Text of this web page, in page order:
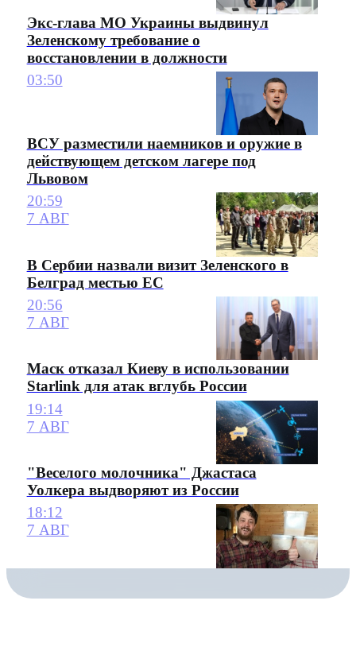
Экс-глава МО Украины выдвинул
Зеленскому требование о
восстановлении в должности
03:50
ВСУ разместили наемников и оружие в
действующем детском лагере под
Львовом
20:59
7 АВГ
В Сербии назвали визит Зеленского в
Белград местью ЕС
20:56
7 АВГ
Маск отказал Киеву в использовании
Starlink для атак вглубь России
19:14
7 АВГ
"Веселого молочника" Джастаса
Уолкера выдворяют из России
18:12
7 АВГ